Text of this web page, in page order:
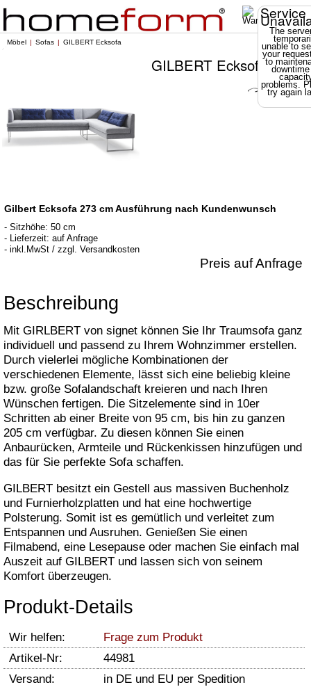
Service
The
unable to
your
to
problems.
try again
Möbel Sofas GILBERT Ecksofa
GILBERT Ecksofa
Gilbert Ecksofa 273 cm Ausführung nach Kundenwunsch
- Sitzhöhe: 50 cm
- Lieferzeit: auf Anfrage
- inkl.MwSt / zzgl. Versandkosten
Preis auf Anfrage
Beschreibung
Mit GIRLBERT von signet können Sie Ihr Traumsofa ganz
individuell und passend zu Ihrem Wohnzimmer erstellen.
Durch vielerlei mögliche Kombinationen der
verschiedenen Elemente, lässt sich eine beliebig kleine
bzw. große Sofalandschaft kreieren und nach Ihren
Wünschen fertigen. Die Sitzelemente sind in 10er
Schritten ab einer Breite von 95 cm, bis hin zu ganzen
205 cm verfügbar. Zu diesen können Sie einen
Anbaurücken, Armteile und Rückenkissen hinzufügen und
das für Sie perfekte Sofa schaffen.
GILBERT besitzt ein Gestell aus massiven Buchenholz
und Furnierholzplatten und hat eine hochwertige
Polsterung. Somit ist es gemütlich und verleitet zum
Entspannen und Ausruhen. Genießen Sie einen
Filmabend, eine Lesepause oder machen Sie einfach mal
Auszeit auf GILBERT und lassen sich von seinem
Komfort überzeugen.
Produkt-Details
Wir helfen:
Frage zum Produkt
Artikel-Nr:
44981
Versand:
in DE und EU per Spedition